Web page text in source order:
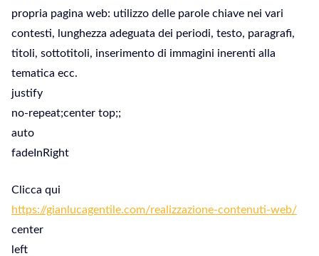
propria pagina web: utilizzo delle parole chiave nei vari
contesti, lunghezza adeguata dei periodi, testo, paragrafi,
titoli, sottotitoli, inserimento di immagini inerenti alla
tematica ecc.
justify
no-repeat;center top;;
auto
fadeInRight
Clicca qui
https://gianlucagentile.com/realizzazione-contenuti-web/
center
left